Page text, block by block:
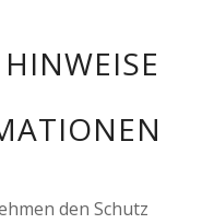
den Schutz